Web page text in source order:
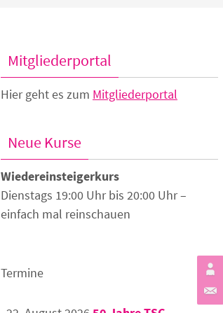
Mitgliederportal
Hier geht es zum Mitgliederportal
Neue Kurse
Wiedereinsteigerkurs
Dienstags 19:00 Uhr bis 20:00 Uhr –
einfach mal reinschauen
Termine